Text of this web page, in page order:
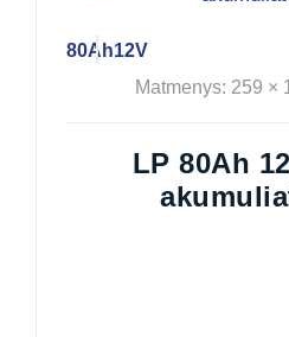
80Ah12V
Matmenys: 259 ×
LP 80Ah